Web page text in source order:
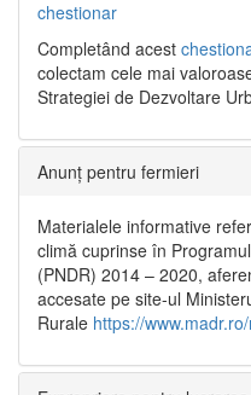
chestionar
Completând acest
colectam cele mai
Strategiei de Dezvoltare
Anunț pentru fermieri
Materialele informative
climă cuprinse în
(PNDR) 2014 – 2020,
accesate pe site-ul
Rurale https://